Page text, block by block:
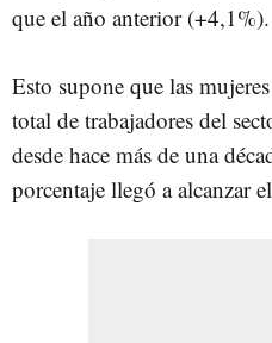
que el año anterior (+4,1%).
Esto supone que las
total de trabajadores del
desde hace más de una
porcentaje llegó a alcanzar